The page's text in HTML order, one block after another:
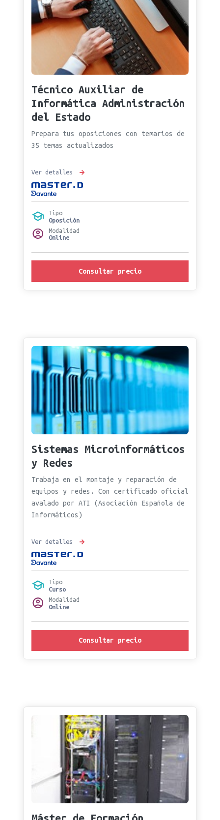
Técnico Auxiliar de
Informática Administración
del Estado
Prepara tus oposiciones con temarios de
35 temas actualizados
Ver detalles
Tipo
Oposición
Modalidad
Online
Consultar precio
Sistemas Microinformáticos
y Redes
Trabaja en el montaje y reparación de
equipos y redes. Con certificado oficial
avalado por ATI (Asociación Española de
Informáticos)
Ver detalles
Tipo
Curso
Modalidad
Online
Consultar precio